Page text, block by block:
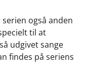
også anden
til at
udgivet sange
findes på seriens